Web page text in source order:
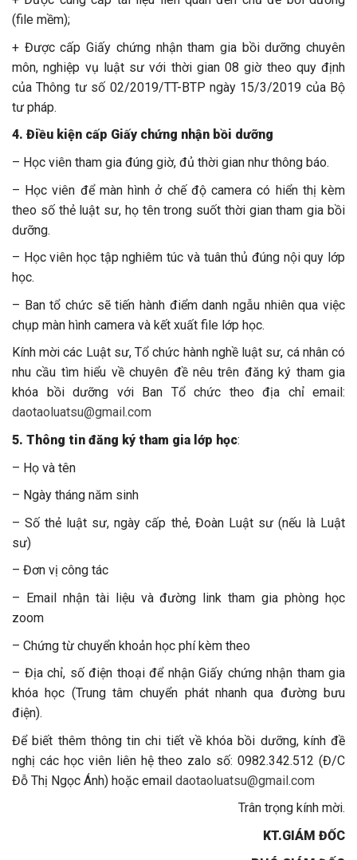
(file mềm);
+ Được cấp Giấy chứng nhận tham gia bồi dưỡng chuyên
môn, nghiệp vụ luật sư với thời gian 08 giờ theo quy định
của Thông tư số 02/2019/TT-BTP ngày 15/3/2019 của Bộ
tư pháp.
4. Điều kiện cấp Giấy chứng nhận bồi dưỡng
– Học viên tham gia đúng giờ, đủ thời gian như thông báo.
– Học viên để màn hình ở chế độ camera có hiển thị kèm
theo số thẻ luật sư, họ tên trong suốt thời gian tham gia bồi
dưỡng.
– Học viên học tập nghiêm túc và tuân thủ đúng nội quy lớp
học.
– Ban tổ chức sẽ tiến hành điểm danh ngẫu nhiên qua việc
chụp màn hình camera và kết xuất file lớp học.
Kính mời các Luật sư, Tổ chức hành nghề luật sư, cá nhân có
nhu cầu tìm hiểu về chuyên đề nêu trên đăng ký tham gia
khóa bồi dưỡng với Ban Tổ chức theo địa chỉ email:
daotaoluatsu@gmail.com
5. Thông tin đăng ký tham gia lớp học:
– Họ và tên
– Ngày tháng năm sinh
– Số thẻ luật sư, ngày cấp thẻ, Đoàn Luật sư (nếu là Luật
sư)
– Đơn vị công tác
– Email nhận tài liệu và đường link tham gia phòng học
zoom
– Chứng từ chuyển khoản học phí kèm theo
– Địa chỉ, số điện thoại để nhận Giấy chứng nhận tham gia
khóa học (Trung tâm chuyển phát nhanh qua đường bưu
điện).
Để biết thêm thông tin chi tiết về khóa bồi dưỡng, kính đề
nghị các học viên liên hệ theo zalo số: 0982.342.512 (Đ/C
Đỗ Thị Ngọc Ánh) hoặc email daotaoluatsu@gmail.com
Trân trọng kính mời.
KT.GIÁM ĐỐC